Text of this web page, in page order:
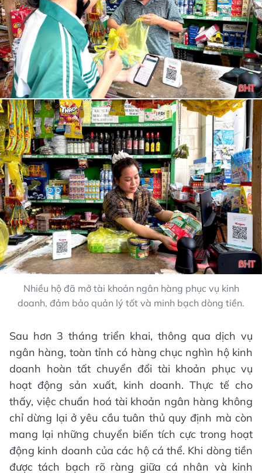
Nhiều hộ đã mở tài khoản ngân hàng phục vụ kinh
doanh, đảm bảo quản lý tốt và minh bạch dòng tiền.
Sau hơn 3 tháng triển khai, thông qua dịch vụ
ngân hàng, toàn tỉnh có hàng chục nghìn hộ kinh
doanh hoàn tất chuyển đổi tài khoản phục vụ
hoạt động sản xuất, kinh doanh. Thực tế cho
thấy, việc chuẩn hoá tài khoản ngân hàng không
chỉ dừng lại ở yêu cầu tuân thủ quy định mà còn
mang lại những chuyển biến tích cực trong hoạt
động kinh doanh của các hộ cá thể. Khi dòng tiền
được tách bạch rõ ràng giữa cá nhân và kinh